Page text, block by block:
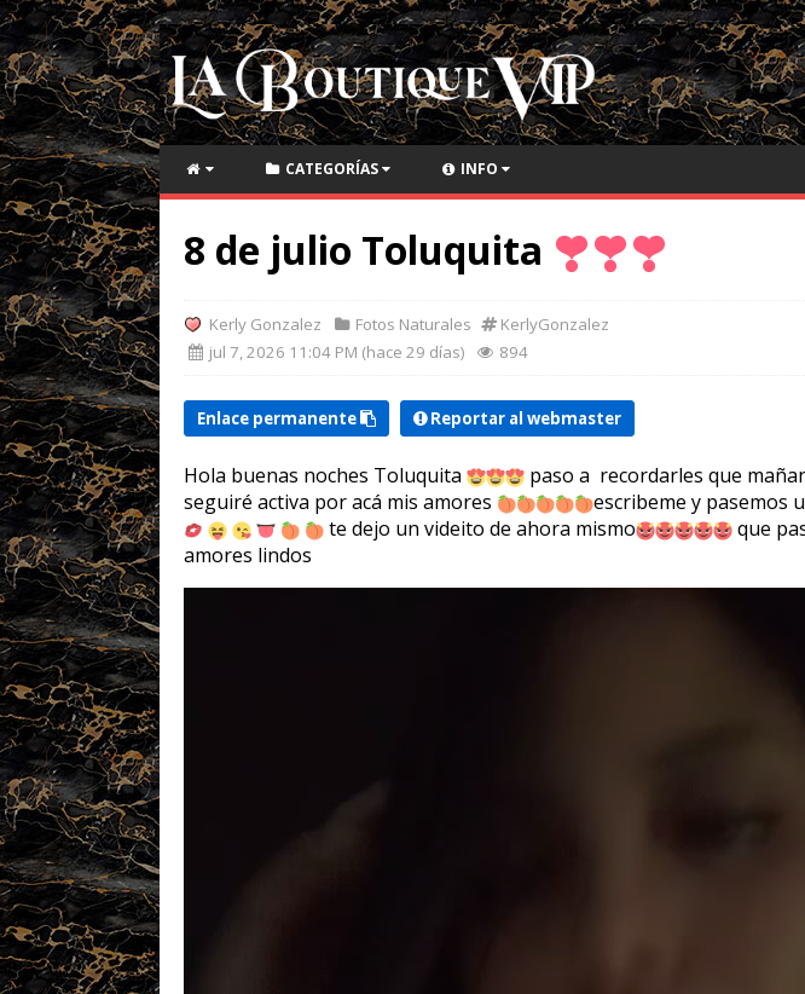
CATEGORÍAS INFO
8 de julio Toluquita
Kerly Gonzalez Fotos Naturales
KerlyGonzalez
jul 7, 2026 11:04 PM (hace 29 días)
894
Enlace permanente Reportar al webmaster
Hola buenas noches Toluquita
paso a recordarles que
seguiré activa por acá mis amores
escribeme y pasemos
te dejo un videito de ahora mismo
que
amores lindos